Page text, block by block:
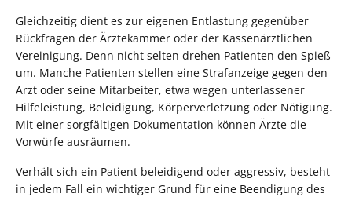
Gleichzeitig dient es zur eigenen Entlastung gegenüber
Rückfragen der Ärztekammer oder der Kassenärztlichen
Vereinigung. Denn nicht selten drehen Patienten den Spieß
um. Manche Patienten stellen eine Strafanzeige gegen den
Arzt oder seine Mitarbeiter, etwa wegen unterlassener
Hilfeleistung, Beleidigung, Körperverletzung oder Nötigung.
Mit einer sorgfältigen Dokumentation können Ärzte die
Vorwürfe ausräumen.
Verhält sich ein Patient beleidigend oder aggressiv, besteht
in jedem Fall ein wichtiger Grund für eine Beendigung des